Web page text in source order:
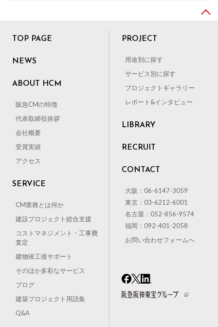
TOP PAGE
NEWS
ABOUT HCM
阪急CMの特徴
代表取締役挨拶
会社概要
受賞実績
アクセス
SERVICE
CM業務とは何か
建設プロジェクト総合支援
コストマネジメント・工事費
査定
建物竣工後サポート
そのほか多彩なサービス
ブログ
建築プロジェクト用語集
Q&A
PROJECT
用途別に探す
サービス別に探す
プロジェクトギャラリー
レポート&インタビュー
LIBRARY
RECRUIT
CONTACT
大阪：06-6147-3059
東京：03-6212-6001
名古屋：052-856-9574
福岡：092-401-2058
お問い合わせフォームへ